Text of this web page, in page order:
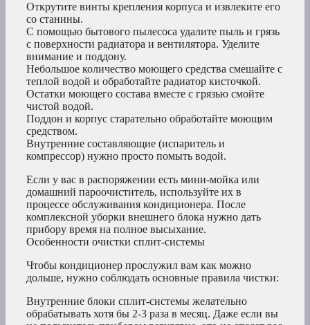
Открутите винты крепления корпуса и извлеките его
со станины.
С помощью бытового пылесоса удалите пыль и грязь
с поверхности радиатора и вентилятора. Уделите
внимание и поддону.
Небольшое количество моющего средства смешайте с
теплой водой и обработайте радиатор кисточкой.
Остатки моющего состава вместе с грязью смойте
чистой водой.
Поддон и корпус старательно обработайте моющим
средством.
Внутренние составляющие (испаритель и
компрессор) нужно просто помыть водой.
Если у вас в распоряжении есть мини-мойка или
домашний пароочиститель, используйте их в
процессе обслуживания кондиционера. После
комплексной уборки внешнего блока нужно дать
прибору время на полное высыхание.
Особенности очистки сплит-системы
Чтобы кондиционер прослужил вам как можно
дольше, нужно соблюдать основные правила чистки:
Внутренние блоки сплит-системы желательно
обрабатывать хотя бы 2-3 раза в месяц. Даже если вы